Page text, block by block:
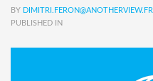
BY DIMITRI.FERON@ANOTHERVIEW.FR
PUBLISHED IN